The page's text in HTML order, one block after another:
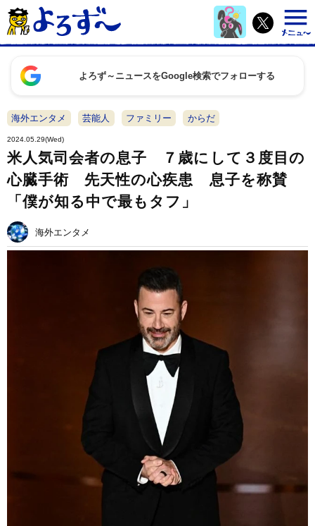
よろず～ニュースをGoogle検索でフォローする
海外エンタメ 芸能人 ファミリー からだ
2024.05.29(Wed)
米人気司会者の息子 ７歳にして３度目の
心臓手術 先天性の心疾患 息子を称賛
「僕が知る中で最もタフ」
海外エンタメ